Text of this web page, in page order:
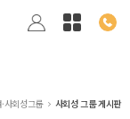
사회성그룹 사회성 그룹 게시판